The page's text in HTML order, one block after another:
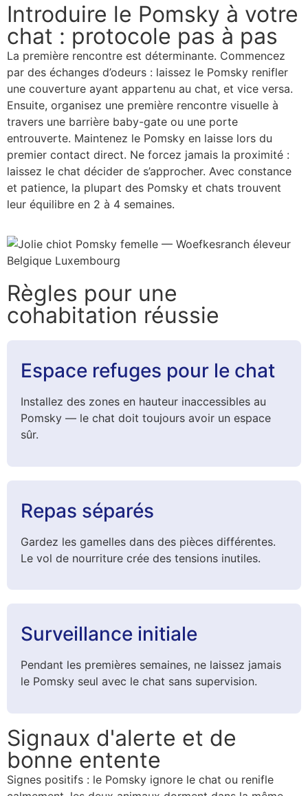
Introduire le Pomsky à votre
chat : protocole pas à pas
La première rencontre est déterminante. Commencez
par des échanges d’odeurs : laissez le Pomsky renifler
une couverture ayant appartenu au chat, et vice versa.
Ensuite, organisez une première rencontre visuelle à
travers une barrière baby-gate ou une porte
entrouverte. Maintenez le Pomsky en laisse lors du
premier contact direct. Ne forcez jamais la proximité :
laissez le chat décider de s’approcher. Avec constance
et patience, la plupart des Pomsky et chats trouvent
leur équilibre en 2 à 4 semaines.
Règles pour une
cohabitation réussie
Espace refuges pour le chat
Installez des zones en hauteur inaccessibles au
Pomsky — le chat doit toujours avoir un espace
sûr.
Repas séparés
Gardez les gamelles dans des pièces différentes.
Le vol de nourriture crée des tensions inutiles.
Surveillance initiale
Pendant les premières semaines, ne laissez jamais
le Pomsky seul avec le chat sans supervision.
Signaux d'alerte et de
bonne entente
Signes positifs : le Pomsky ignore le chat ou renifle